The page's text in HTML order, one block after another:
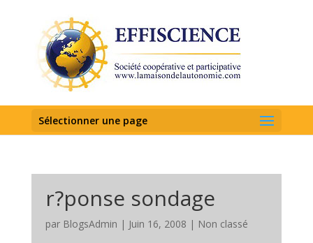
Sélectionner une page
r?ponse sondage
par BlogsAdmin | Juin 16, 2008 | Non classé